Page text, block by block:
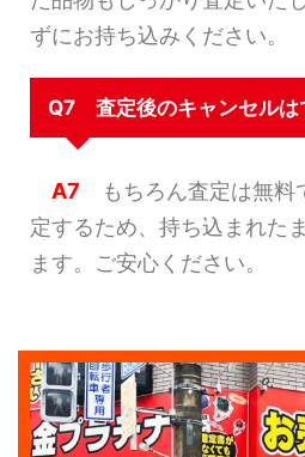
ずにお持ち込みください。
Q7 査定後のキャンセルは
A7 もちろん査定は無料
定するため、持ち込まれた
ます。ご安心ください。